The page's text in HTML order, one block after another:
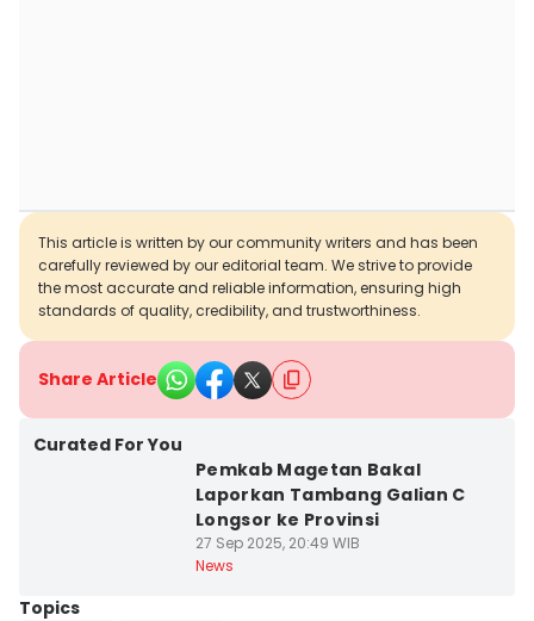
This article is written by our community writers and has been
carefully reviewed by our editorial team. We strive to provide
the most accurate and reliable information, ensuring high
standards of quality, credibility, and trustworthiness.
Share Article
Curated For You
Pemkab Magetan Bakal
Laporkan Tambang Galian C
Longsor ke Provinsi
27 Sep 2025, 20:49 WIB
News
Topics